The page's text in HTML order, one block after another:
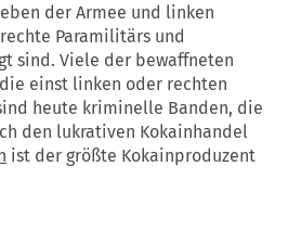
der Armee und linken
Paramilitärs und
sind. Viele der bewaffneten
einst linken oder rechten
heute kriminelle Banden, die
den lukrativen Kokainhandel
ist der größte Kokainproduzent